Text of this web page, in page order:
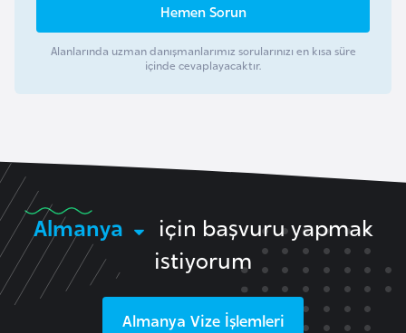
Hemen Sorun
Alanlarında uzman danışmanlarımız sorularınızı en kısa süre
içinde cevaplayacaktır.
Almanya
için başvuru yapmak
istiyorum
Almanya Vize İşlemleri
g
n
E
r
m